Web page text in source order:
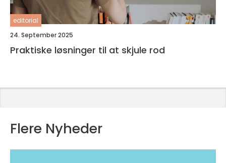
editorial
24. September 2025
Praktiske løsninger til at skjule rod
Flere Nyheder